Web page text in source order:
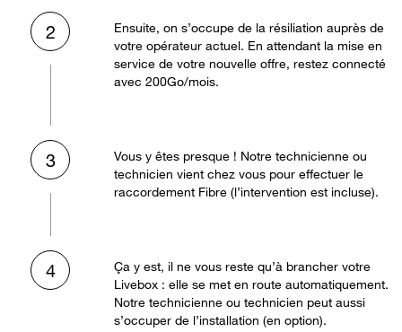
2
Ensuite, on s’occupe de la résiliation auprès de
votre opérateur actuel. En attendant la mise en
service de votre nouvelle offre, restez connecté
avec 200Go/mois.
3
Vous y êtes presque ! Notre technicienne ou
technicien vient chez vous pour effectuer le
raccordement Fibre (l’intervention est incluse).
4
Ça y est, il ne vous reste qu’à brancher votre
Livebox : elle se met en route automatiquement.
Notre technicienne ou technicien peut aussi
s’occuper de l’installation (en option).